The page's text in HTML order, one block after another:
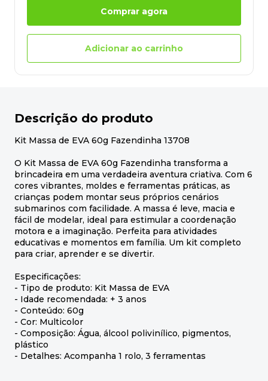
Comprar agora
Adicionar ao carrinho
Descrição do produto
Kit Massa de EVA 60g Fazendinha 13708
O Kit Massa de EVA 60g Fazendinha transforma a
brincadeira em uma verdadeira aventura criativa. Com 6
cores vibrantes, moldes e ferramentas práticas, as
crianças podem montar seus próprios cenários
submarinos com facilidade. A massa é leve, macia e
fácil de modelar, ideal para estimular a coordenação
motora e a imaginação. Perfeita para atividades
educativas e momentos em família. Um kit completo
para criar, aprender e se divertir.
Especificações:
- Tipo de produto: Kit Massa de EVA
- Idade recomendada: + 3 anos
- Conteúdo: 60g
- Cor: Multicolor
- Composição: Água, álcool polivinílico, pigmentos,
plástico
- Detalhes: Acompanha 1 rolo, 3 ferramentas